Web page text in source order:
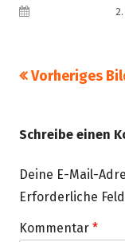
Veröffentlicht am
Vorheriges
Schreibe einen
Deine E-Mail-
Erforderliche
Kommentar *